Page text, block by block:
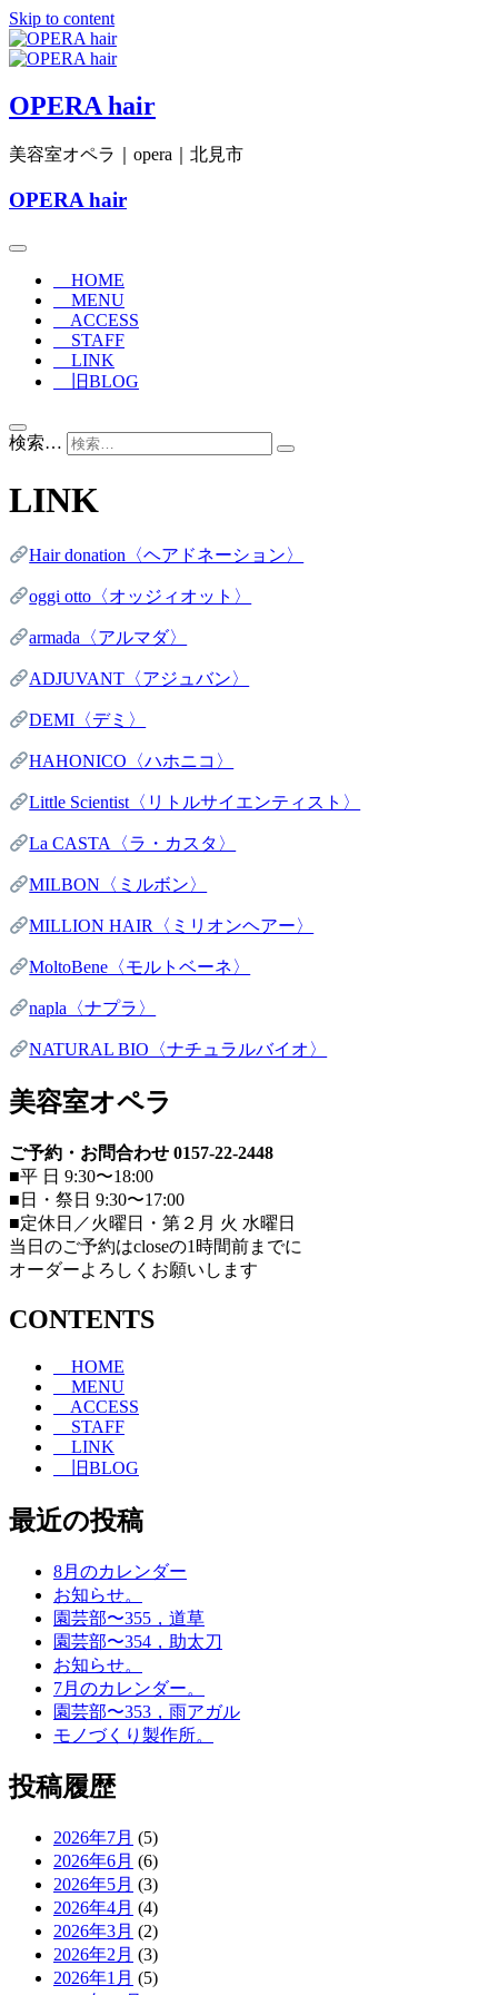
Skip to content
OPERA hair
美容室オペラ｜opera｜北見市
OPERA hair
HOME
MENU
ACCESS
STAFF
LINK
旧BLOG
検索…
LINK
Hair donation〈ヘアドネーション〉
oggi otto〈オッジィオット〉
armada〈アルマダ〉
ADJUVANT〈アジュバン〉
DEMI〈デミ〉
HAHONICO〈ハホニコ〉
Little Scientist〈リトルサイエンティスト〉
La CASTA〈ラ・カスタ〉
MILBON〈ミルボン〉
MILLION HAIR〈ミリオンヘアー〉
MoltoBene〈モルトベーネ〉
napla〈ナプラ〉
NATURAL BIO〈ナチュラルバイオ〉
美容室オペラ
ご予約・お問合わせ 0157-22-2448
■平 日 9:30〜18:00
■日・祭日 9:30〜17:00
■定休日／火曜日・第２月 火 水曜日
当日のご予約はcloseの1時間前までに
オーダーよろしくお願いします
CONTENTS
HOME
MENU
ACCESS
STAFF
LINK
旧BLOG
最近の投稿
8月のカレンダー
お知らせ。
園芸部〜355，道草
園芸部〜354，助太刀
お知らせ。
7月のカレンダー。
園芸部〜353，雨アガル
モノづくり製作所。
投稿履歴
2026年7月 (5)
2026年6月 (6)
2026年5月 (3)
2026年4月 (4)
2026年3月 (2)
2026年2月 (3)
2026年1月 (5)